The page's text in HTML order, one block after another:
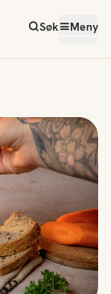
Søk Meny